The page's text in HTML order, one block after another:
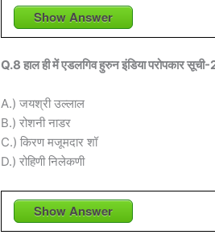
Show Answer
Q.8 हाल ही में एडलगिव हुरुन इंडिया परोपकार
A.) जयश्री उल्लाल
B.) रोशनी नाडर
C.) किरण मजूमदार शॉ
D.) रोहिणी निलेकणी
Show Answer